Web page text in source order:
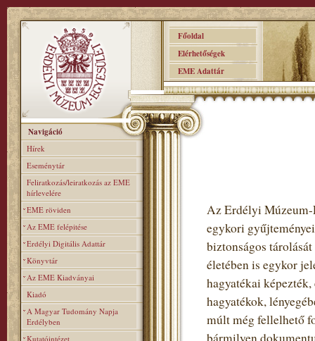
Főoldal
Elérhetőségek
EME Adattár
Navigáció
Hírek
Eseménytár
Feliratkozás/leiratkozás az EME
hírlevelére
EME röviden
Az EME felépitése
Erdélyi Digitális Adattár
Könyvtár
Az EME Kiadványai
Kiadó
A Magyar Tudomány Napja
Erdélyben
Kutatóintézet
Az Erdélyi Múzeum-
egykori
biztonságos
életében is egykor
hagyatékai
hagyatékok,
múlt még fellelhető